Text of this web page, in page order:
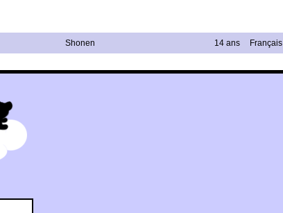
Shonen 14 ans Français